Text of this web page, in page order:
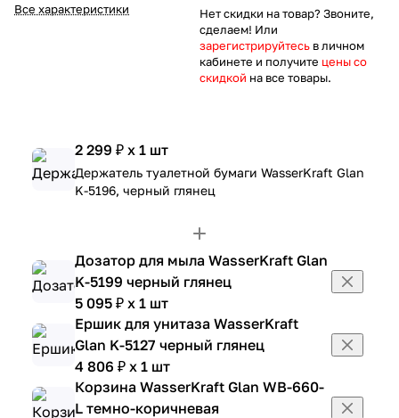
Все характеристики
Нет скидки на товар? Звоните,
сделаем! Или
зарегистрируйтесь в личном
кабинете и получите цены со
скидкой на все товары.
2 299 ₽ x 1 шт
Держатель туалетной бумаги WasserKraft Glan
K-5196, черный глянец
Дозатор для мыла WasserKraft Glan
K-5199 черный глянец
5 095 ₽ x 1 шт
Ершик для унитаза WasserKraft
Glan K-5127 черный глянец
4 806 ₽ x 1 шт
Корзина WasserKraft Glan WB-660-
L темно-коричневая